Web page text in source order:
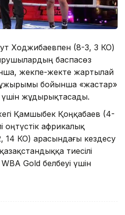
Ходжибаевпен (8-3, 3 КО)
баспасөз
жекпе-жекте жартылай
бойынша «жастар»
жұдырықтасады.
Қамшыбек Қоңқабаев (4-
оңтүстік африкалық
КО) арасындағы кездесу
тиесілі
Gold белбеуі үшін